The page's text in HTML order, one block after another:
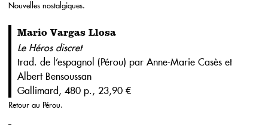
Nouvelles nostalgiques.
Mario Vargas Llosa
Le Héros discret
trad. de l’espagnol (Pérou) par Anne-Marie Casès et
Albert Bensoussan
Gallimard, 480 p., 23,90 €
Retour au Pérou.